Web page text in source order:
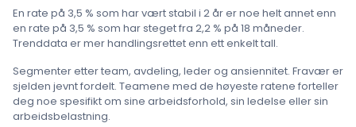
En rate på 3,5 % som har vært stabil i 2 år er noe helt annet enn
en rate på 3,5 % som har steget fra 2,2 % på 18 måneder.
Trenddata er mer handlingsrettet enn ett enkelt tall.
Segmenter etter team, avdeling, leder og ansiennitet. Fravær er
sjelden jevnt fordelt. Teamene med de høyeste ratene forteller
deg noe spesifikt om sine arbeidsforhold, sin ledelse eller sin
arbeidsbelastning.